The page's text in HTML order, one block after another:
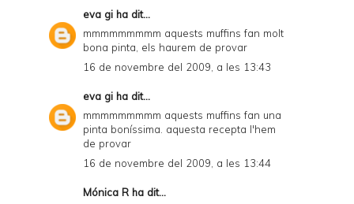
eva gi ha dit...
mmmmmmmmm aquests muffins fan molt
bona pinta, els haurem de provar
16 de novembre del 2009, a les 13:43
eva gi ha dit...
mmmmmmmmm aquests muffins fan una
pinta boníssima. aquesta recepta l'hem
de provar
16 de novembre del 2009, a les 13:44
Mónica R ha dit...